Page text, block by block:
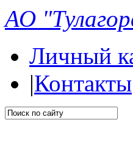
АО
Личный
|Контакты